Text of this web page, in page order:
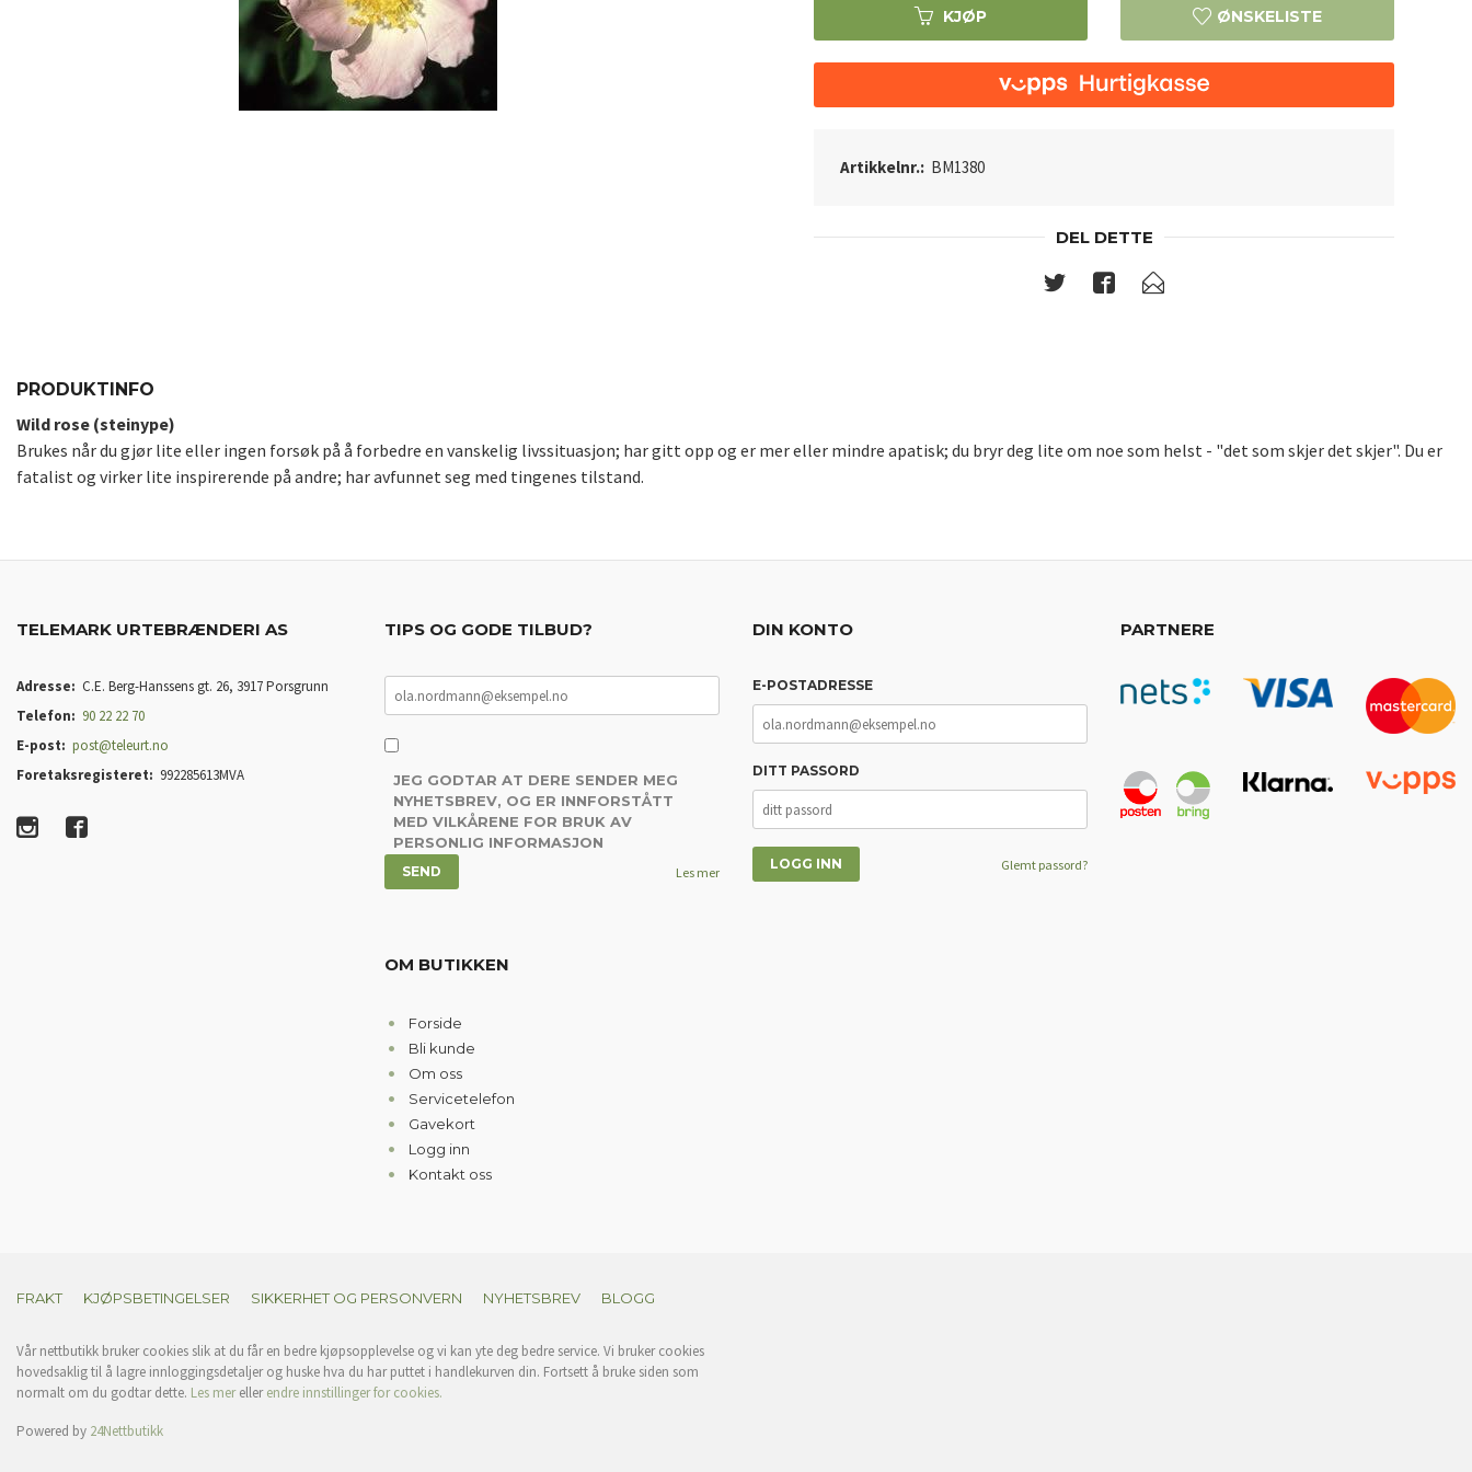
KJØP ØNSKELISTE
Artikkelnr.: BM1380
DEL DETTE
PRODUKTINFO
Wild rose (steinype)
Brukes når du gjør lite eller ingen forsøk på å forbedre en vanskelig livssituasjon; har gitt opp og er mer eller mindre apatisk; du bryr deg lite om noe som helst - "det som skjer det skjer". Du er
fatalist og virker lite inspirerende på andre; har avfunnet seg med tingenes tilstand.
TELEMARK URTEBRÆNDERI AS
Adresse: C.E. Berg-Hanssens gt. 26, 3917 Porsgrunn
Telefon: 90 22 22 70
E-post: post@teleurt.no
Foretaksregisteret: 992285613MVA
TIPS OG GODE TILBUD?
JEG GODTAR AT DERE SENDER MEG
NYHETSBREV, OG ER INNFORSTÅTT
MED VILKÅRENE FOR BRUK AV
PERSONLIG INFORMASJON
Les mer
OM BUTIKKEN
Forside
Bli kunde
Om oss
Servicetelefon
Gavekort
Logg inn
Kontakt oss
DIN KONTO
E-POSTADRESSE
DITT PASSORD
Glemt passord?
PARTNERE
FRAKT KJØPSBETINGELSER SIKKERHET OG PERSONVERN NYHETSBREV BLOGG
Vår nettbutikk bruker cookies slik at du får en bedre kjøpsopplevelse og vi kan yte deg bedre service. Vi bruker cookies
hovedsaklig til å lagre innloggingsdetaljer og huske hva du har puttet i handlekurven din. Fortsett å bruke siden som
normalt om du godtar dette. Les merellerendre innstillinger for cookies.
Powered by 24Nettbutikk